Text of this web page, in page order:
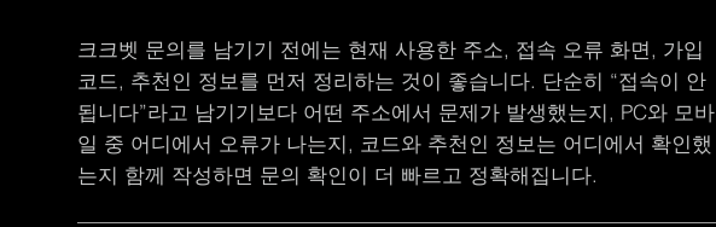
크크벳 문의를 남기기 전에는 현재 사용한 주소, 접속 오류 화면, 가입
코드, 추천인 정보를 먼저 정리하는 것이 좋습니다. 단순히 “접속이 안
됩니다”라고 남기기보다 어떤 주소에서 문제가 발생했는지, PC와 모바
일 중 어디에서 오류가 나는지, 코드와 추천인 정보는 어디에서 확인했
는지 함께 작성하면 문의 확인이 더 빠르고 정확해집니다.